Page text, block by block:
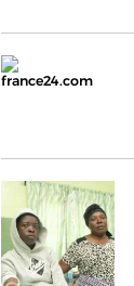
france24.com